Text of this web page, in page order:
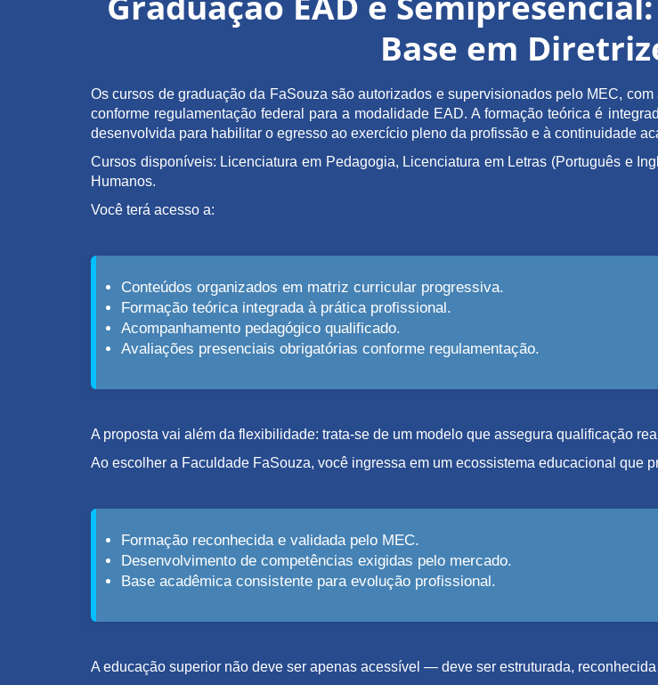
Base em
Os cursos de graduação da FaSouza são autorizados e supervisionados pelo MEC,
conforme regulamentação federal para a modalidade EAD. A formação teórica é
desenvolvida para habilitar o egresso ao exercício pleno da profissão e à continuidade
Cursos disponíveis: Licenciatura em Pedagogia, Licenciatura em Letras (Português e
Humanos.
Você terá acesso a:
Conteúdos organizados em matriz curricular progressiva.
Formação teórica integrada à prática profissional.
Acompanhamento pedagógico qualificado.
Avaliações presenciais obrigatórias conforme regulamentação.
A proposta vai além da flexibilidade: trata-se de um modelo que assegura qualificação
Ao escolher a Faculdade FaSouza, você ingressa em um ecossistema educacional que
Formação reconhecida e validada pelo MEC.
Desenvolvimento de competências exigidas pelo mercado.
Base acadêmica consistente para evolução profissional.
A educação superior não deve ser apenas acessível — deve ser estruturada,